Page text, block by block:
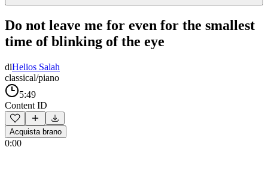
Do not leave me for even for the smallest
time of blinking of the eye
diHelios Salah
classical/piano
5:49
Content ID
Acquista brano
0:00